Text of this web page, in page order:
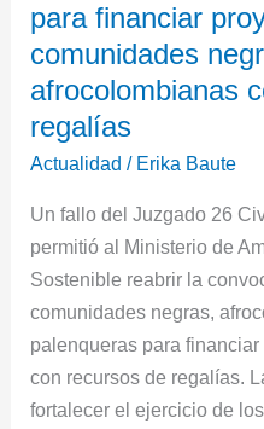
para financiar
comunidades
afrocolombianas
regalías
Actualidad / Erika Baute
Un fallo del Juzgado 26
permitió al Ministerio de
Sostenible reabrir la
comunidades negras,
palenqueras para
con recursos de regalías.
fortalecer el ejercicio de
convocatoria
para
financiar
proyectos
de
comunidades
negras
y
afrocolombianas
con
recursos
de
regalías